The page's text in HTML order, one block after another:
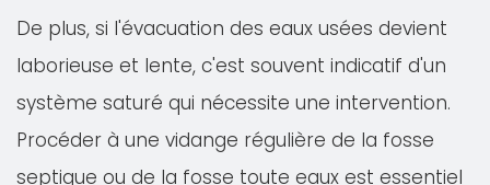
De plus, si l'évacuation des eaux usées devient
laborieuse et lente, c'est souvent indicatif d'un
système saturé qui nécessite une intervention.
Procéder à une vidange régulière de la fosse
septique ou de la fosse toute eaux est essentiel